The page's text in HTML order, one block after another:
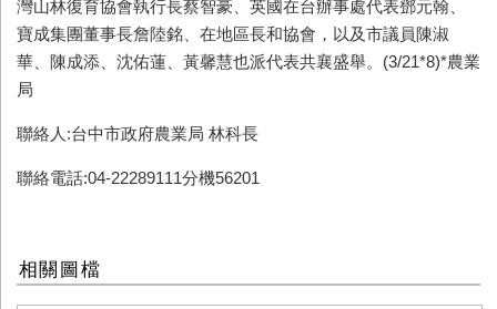
灣山林復育協會執行長蔡智豪、英國在台辦事處代表鄧元翰、
寶成集團董事長詹陸銘、在地區長和協會，以及市議員陳淑
華、陳成添、沈佑蓮、黃馨慧也派代表共襄盛舉。 (3/21*8)*農業
局
聯絡人:台中市政府農業局 林科長
聯絡電話:04-22289111分機56201
相關圖檔